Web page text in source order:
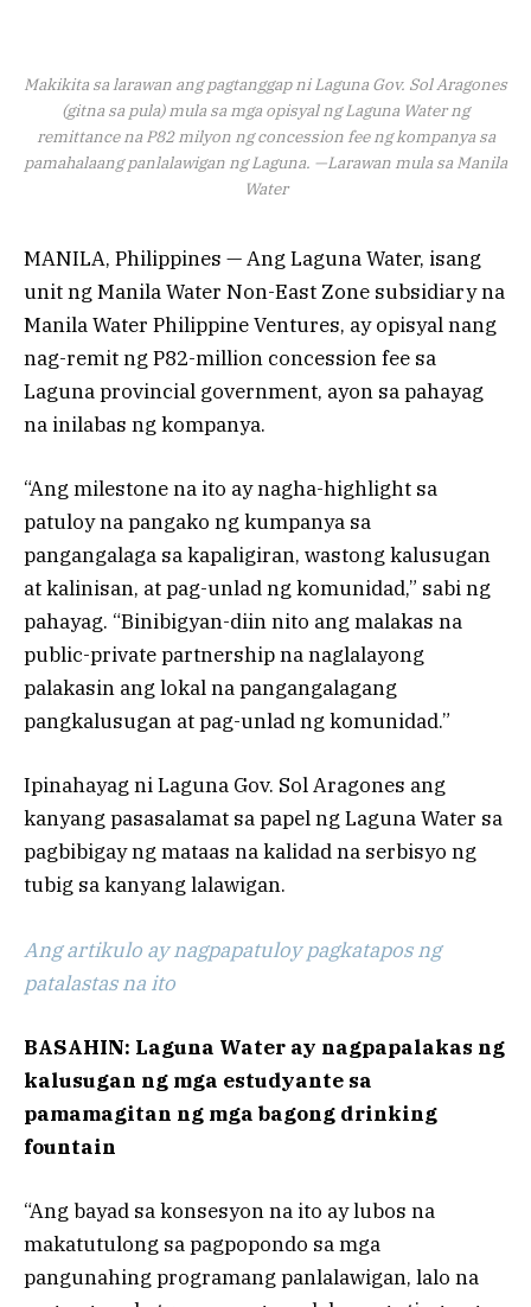
Makikita sa larawan ang pagtanggap ni Laguna Gov. Sol Aragones
(gitna sa pula) mula sa mga opisyal ng Laguna Water ng
remittance na P82 milyon ng concession fee ng kompanya sa
pamahalaang panlalawigan ng Laguna. —Larawan mula sa Manila
Water
MANILA, Philippines — Ang Laguna Water, isang
unit ng Manila Water Non-East Zone subsidiary na
Manila Water Philippine Ventures, ay opisyal nang
nag-remit ng P82-million concession fee sa
Laguna provincial government, ayon sa pahayag
na inilabas ng kompanya.
“Ang milestone na ito ay nagha-highlight sa
patuloy na pangako ng kumpanya sa
pangangalaga sa kapaligiran, wastong kalusugan
at kalinisan, at pag-unlad ng komunidad,” sabi ng
pahayag. “Binibigyan-diin nito ang malakas na
public-private partnership na naglalayong
palakasin ang lokal na pangangalagang
pangkalusugan at pag-unlad ng komunidad.”
Ipinahayag ni Laguna Gov. Sol Aragones ang
kanyang pasasalamat sa papel ng Laguna Water sa
pagbibigay ng mataas na kalidad na serbisyo ng
tubig sa kanyang lalawigan.
Ang artikulo ay nagpapatuloy pagkatapos ng
patalastas na ito
BASAHIN: Laguna Water ay nagpapalakas ng
kalusugan ng mga estudyante sa
pamamagitan ng mga bagong drinking
fountain
“Ang bayad sa konsesyon na ito ay lubos na
makatutulong sa pagpopondo sa mga
pangunahing programang panlalawigan, lalo na